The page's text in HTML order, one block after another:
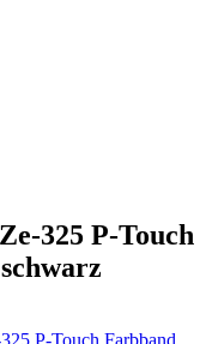
325 P-Touch